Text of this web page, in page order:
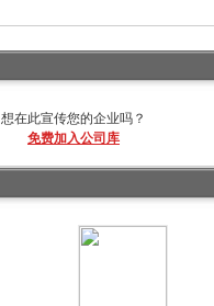
想在此宣传您的企业吗？
免费加入公司库